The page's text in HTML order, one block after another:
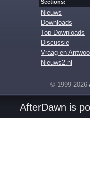
Sections:
Nieuws
Downloads
Top Downloads
Discussie
Vraag en
Nieuws2.nl
© 1999-2026
AfterDawn is